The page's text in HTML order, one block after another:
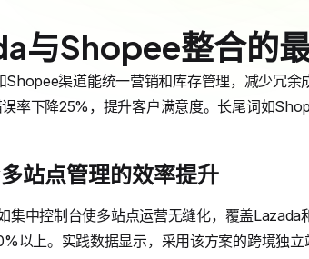
与Shopee整合的
Shopee渠道能统一营销和库存管理，减少冗
率下降25%，提升客户满意度。长尾词如
站点管理的效率提升
集中控制台使多站点运营无缝化，覆盖
以上。实践数据显示，采用该方案的跨境独立